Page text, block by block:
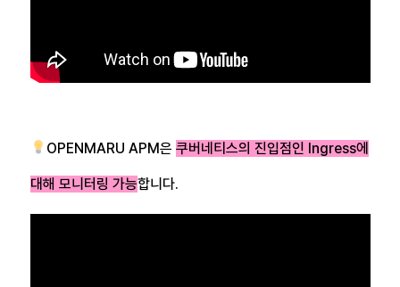
OPENMARU APM은 쿠버네티스의 진입점인 Ingress에
대해 모니터링 가능합니다.